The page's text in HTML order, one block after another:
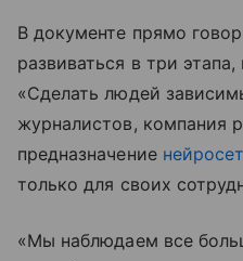
В документе прямо
развиваться в три
«Сделать людей
журналистов, компания
предназначение
только для своих
«Мы наблюдаем все